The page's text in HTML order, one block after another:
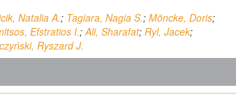
Natalia A.; Tagiara, Nagia S.; Möncke, Doris;
Efstratios I.;Ali, Sharafat; Ryl, Jacek;
Ryszard J.